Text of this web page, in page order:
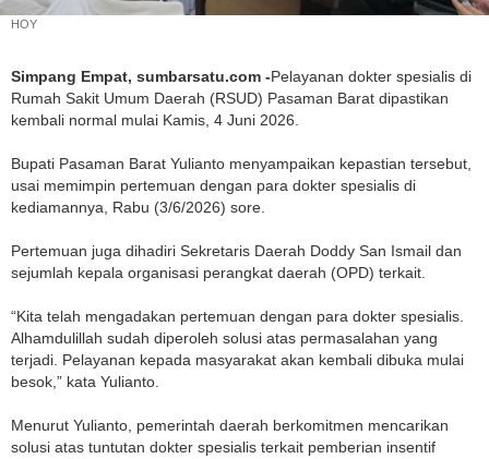
HOY
Simpang Empat, sumbarsatu.com -Pelayanan dokter spesialis di
Rumah Sakit Umum Daerah (RSUD) Pasaman Barat dipastikan
kembali normal mulai Kamis, 4 Juni 2026.
Bupati Pasaman Barat Yulianto menyampaikan kepastian tersebut,
usai memimpin pertemuan dengan para dokter spesialis di
kediamannya, Rabu (3/6/2026) sore.
Pertemuan juga dihadiri Sekretaris Daerah Doddy San Ismail dan
sejumlah kepala organisasi perangkat daerah (OPD) terkait.
“Kita telah mengadakan pertemuan dengan para dokter spesialis.
Alhamdulillah sudah diperoleh solusi atas permasalahan yang
terjadi. Pelayanan kepada masyarakat akan kembali dibuka mulai
besok,” kata Yulianto.
Menurut Yulianto, pemerintah daerah berkomitmen mencarikan
solusi atas tuntutan dokter spesialis terkait pemberian insentif